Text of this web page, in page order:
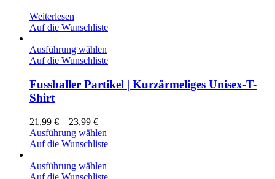
Weiterlesen
Auf die Wunschliste
Ausführung wählen
Auf die Wunschliste
Fussballer Partikel | Kurzärmeliges Unisex-T-
Shirt
21,99 € – 23,99 €
Ausführung wählen
Auf die Wunschliste
Ausführung wählen
Auf die Wunschliste